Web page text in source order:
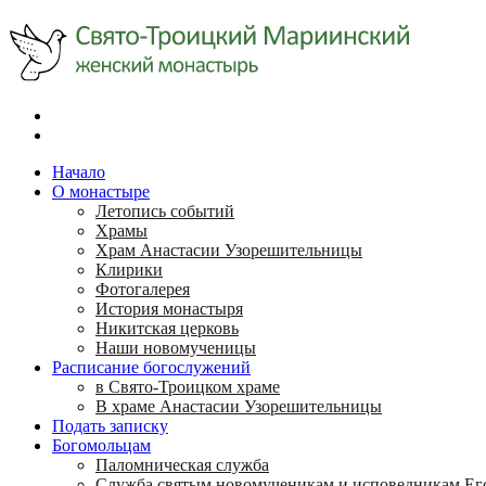
Начало
О монастыре
Летопись событий
Храмы
Храм Анастасии Узорешительницы
Клирики
Фотогалерея
История монастыря
Никитская церковь
Наши новомученицы
Расписание богослужений
в Свято-Троицком храме
В храме Анастасии Узорешительницы
Подать записку
Богомольцам
Паломническая служба